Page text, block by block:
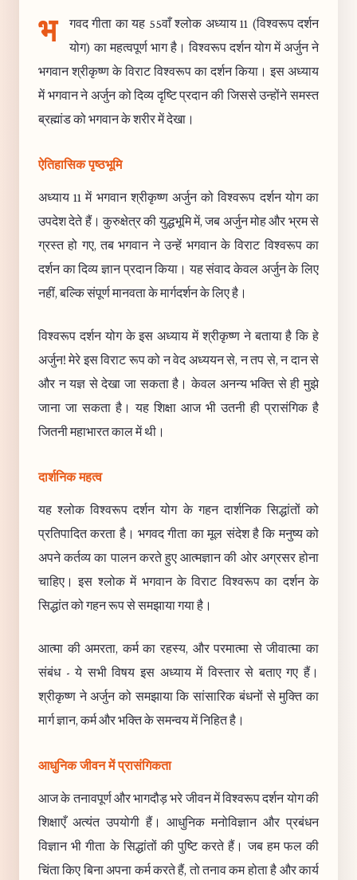
भ
गवद गीता का यह 55वाँ श्लोक अध्याय 11 (विश्वरूप दर्शन
योग) का महत्वपूर्ण भाग है। विश्वरूप दर्शन योग में अर्जुन ने
भगवान श्रीकृष्ण के विराट विश्वरूप का दर्शन किया। इस अध्याय
में भगवान ने अर्जुन को दिव्य दृष्टि प्रदान की जिससे उन्होंने समस्त
ब्रह्मांड को भगवान के शरीर में देखा।
ऐतिहासिक पृष्ठभूमि
अध्याय 11 में भगवान श्रीकृष्ण अर्जुन को विश्वरूप दर्शन योग का
उपदेश देते हैं। कुरुक्षेत्र की युद्धभूमि में, जब अर्जुन मोह और भ्रम से
ग्रस्त हो गए, तब भगवान ने उन्हें भगवान के विराट विश्वरूप का
दर्शन का दिव्य ज्ञान प्रदान किया। यह संवाद केवल अर्जुन के लिए
नहीं, बल्कि संपूर्ण मानवता के मार्गदर्शन के लिए है।
विश्वरूप दर्शन योग के इस अध्याय में श्रीकृष्ण ने बताया है कि हे
अर्जुन! मेरे इस विराट रूप को न वेद अध्ययन से, न तप से, न दान से
और न यज्ञ से देखा जा सकता है। केवल अनन्य भक्ति से ही मुझे
जाना जा सकता है। यह शिक्षा आज भी उतनी ही प्रासंगिक है
जितनी महाभारत काल में थी।
दार्शनिक महत्व
यह श्लोक विश्वरूप दर्शन योग के गहन दार्शनिक सिद्धांतों को
प्रतिपादित करता है। भगवद गीता का मूल संदेश है कि मनुष्य को
अपने कर्तव्य का पालन करते हुए आत्मज्ञान की ओर अग्रसर होना
चाहिए। इस श्लोक में भगवान के विराट विश्वरूप का दर्शन के
सिद्धांत को गहन रूप से समझाया गया है।
आत्मा की अमरता, कर्म का रहस्य, और परमात्मा से जीवात्मा का
संबंध - ये सभी विषय इस अध्याय में विस्तार से बताए गए हैं।
श्रीकृष्ण ने अर्जुन को समझाया कि सांसारिक बंधनों से मुक्ति का
मार्ग ज्ञान, कर्म और भक्ति के समन्वय में निहित है।
आधुनिक जीवन में प्रासंगिकता
आज के तनावपूर्ण और भागदौड़ भरे जीवन में विश्वरूप दर्शन योग की
शिक्षाएँ अत्यंत उपयोगी हैं। आधुनिक मनोविज्ञान और प्रबंधन
विज्ञान भी गीता के सिद्धांतों की पुष्टि करते हैं। जब हम फल की
चिंता किए बिना अपना कर्म करते हैं, तो तनाव कम होता है और कार्य